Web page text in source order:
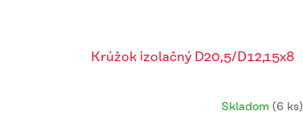
Krúžok izolačný D20,5/D12,15x8
Skladom (6 ks)